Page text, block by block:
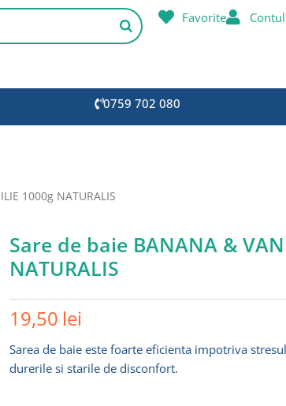
Favorite
0759 702 080
1000g NATURALIS
Sare de baie BANANA &
NATURALIS
19,50 lei
Sarea de baie este foarte eficienta impotriva
durerile si starile de disconfort.